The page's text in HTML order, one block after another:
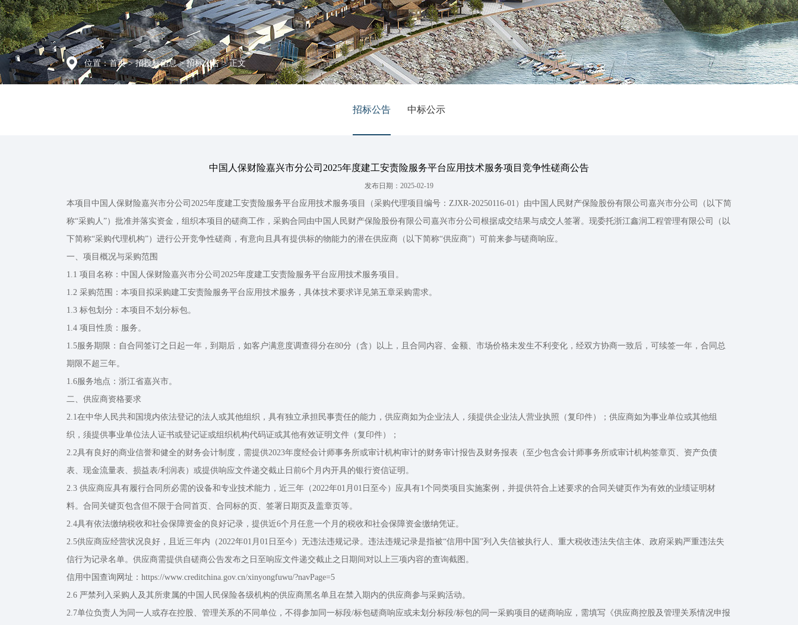
位置：首页>招投标信息>招标公告> 正文
招标公告 中标公示
中国人保财险嘉兴市分公司2025年度建工安责险服务平台应用技术服务项目竞争性磋商公告
发布日期：2025-02-19
本项目中国人保财险嘉兴市分公司2025年度建工安责险服务平台应用技术服务项目（采购代理项目编号：ZJXR-20250116-01）由中国人民财产保险股份有限公司嘉兴市分公司（以下简
称“采购人”）批准并落实资金，组织本项目的磋商工作，采购合同由中国人民财产保险股份有限公司嘉兴市分公司根据成交结果与成交人签署。现委托浙江鑫润工程管理有限公司（以
下简称“采购代理机构”）进行公开竞争性磋商，有意向且具有提供标的物能力的潜在供应商（以下简称“供应商”）可前来参与磋商响应。
一、项目概况与采购范围
1.1 项目名称：中国人保财险嘉兴市分公司2025年度建工安责险服务平台应用技术服务项目。
1.2 采购范围：本项目拟采购建工安责险服务平台应用技术服务，具体技术要求详见第五章采购需求。
1.3 标包划分：本项目不划分标包。
1.4 项目性质：服务。
1.5服务期限：自合同签订之日起一年，到期后，如客户满意度调查得分在80分（含）以上，且合同内容、金额、市场价格未发生不利变化，经双方协商一致后，可续签一年，合同总
期限不超三年。
1.6服务地点：浙江省嘉兴市。
二、供应商资格要求
2.1在中华人民共和国境内依法登记的法人或其他组织，具有独立承担民事责任的能力，供应商如为企业法人，须提供企业法人营业执照（复印件）；供应商如为事业单位或其他组
织，须提供事业单位法人证书或登记证或组织机构代码证或其他有效证明文件（复印件）；
2.2具有良好的商业信誉和健全的财务会计制度，需提供2023年度经会计师事务所或审计机构审计的财务审计报告及财务报表（至少包含会计师事务所或审计机构签章页、资产负债
表、现金流量表、损益表/利润表）或提供响应文件递交截止日前6个月内开具的银行资信证明。
2.3 供应商应具有履行合同所必需的设备和专业技术能力，近三年（2022年01月01日至今）应具有1个同类项目实施案例，并提供符合上述要求的合同关键页作为有效的业绩证明材
料。合同关键页包含但不限于合同首页、合同标的页、签署日期页及盖章页等。
2.4具有依法缴纳税收和社会保障资金的良好记录，提供近6个月任意一个月的税收和社会保障资金缴纳凭证。
2.5供应商应经营状况良好，且近三年内（2022年01月01日至今）无违法违规记录。违法违规记录是指被“信用中国”列入失信被执行人、重大税收违法失信主体、政府采购严重违法失
信行为记录名单。供应商需提供自磋商公告发布之日至响应文件递交截止之日期间对以上三项内容的查询截图。
信用中国查询网址：https://www.creditchina.gov.cn/xinyongfuwu/?navPage=5
2.6 严禁列入采购人及其所隶属的中国人民保险各级机构的供应商黑名单且在禁入期内的供应商参与采购活动。
2.7单位负责人为同一人或存在控股、管理关系的不同单位，不得参加同一标段/标包磋商响应或未划分标段/标包的同一采购项目的磋商响应，需填写《供应商控股及管理关系情况申报